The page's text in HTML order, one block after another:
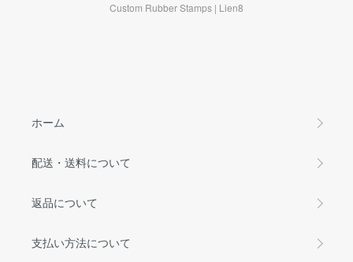
Custom Rubber Stamps | Lien8
ホーム
配送・送料について
返品について
支払い方法について